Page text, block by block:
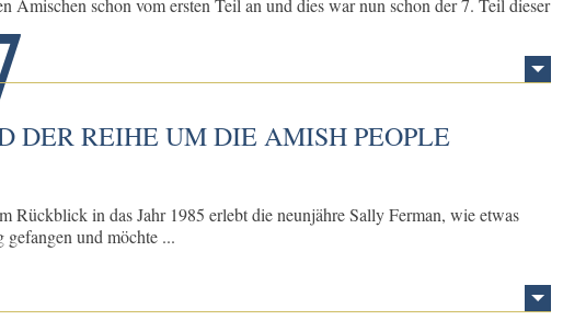
Amischen schon vom ersten Teil an und dies war nun schon der 7. Teil dieser
DER REIHE UM DIE AMISH PEOPLE
Rückblick in das Jahr 1985 erlebt die neunjähre Sally Ferman, wie etwas
gefangen und möchte ...